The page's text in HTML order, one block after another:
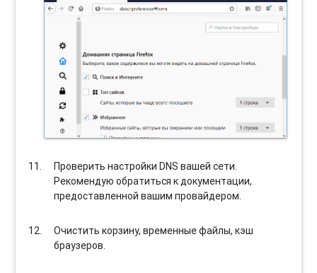
Проверить настройки DNS вашей сети.
Рекомендую обратиться к документации,
предоставленной вашим провайдером.
Очистить корзину, временные файлы, кэш
браузеров.